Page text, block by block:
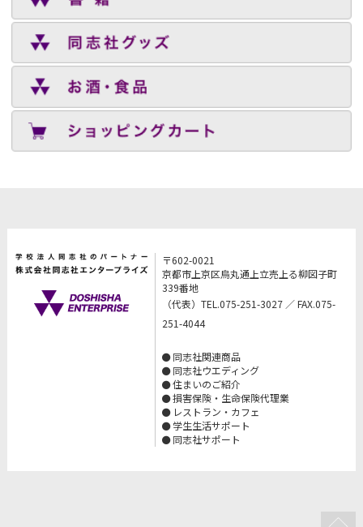
〒602-0021
京都市上京区烏丸通上立売上る柳図子町
339番地
（代表）TEL.075-251-3027 ／ FAX.075-
251-4044
同志社関連商品
同志社ウエディング
住まいのご紹介
損害保険・生命保険代理業
レストラン・カフェ
学生生活サポート
同志社サポート